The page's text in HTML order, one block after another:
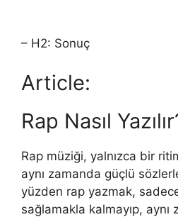
– H2: Sonuç
Article:
Rap Nasıl
Rap müziği, yalnızca bir
aynı zamanda güçlü
yüzden rap yazmak,
sağlamakla kalmayıp, aynı